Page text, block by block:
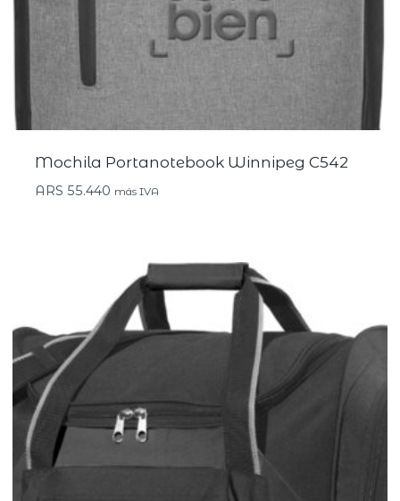
Mochila Portanotebook Winnipeg C542
ARS 55.440 más IVA